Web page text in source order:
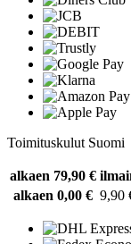
Toimituskulut Suomi
alkaen 79,90 €
alkaen 0,00 € 9,90